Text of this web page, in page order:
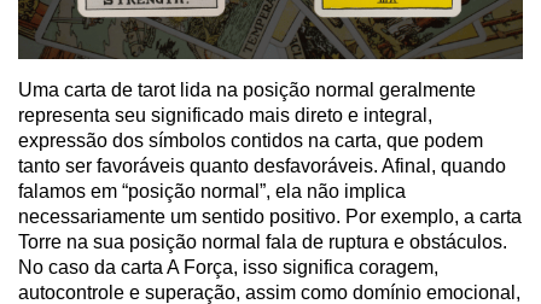
Uma carta de tarot lida na posição normal geralmente
representa seu significado mais direto e integral,
expressão dos símbolos contidos na carta, que podem
tanto ser favoráveis quanto desfavoráveis. Afinal, quando
falamos em “posição normal”, ela não implica
necessariamente um sentido positivo. Por exemplo, a carta
Torre na sua posição normal fala de ruptura e obstáculos.
No caso da carta A Força, isso significa coragem,
autocontrole e superação, assim como domínio emocional,